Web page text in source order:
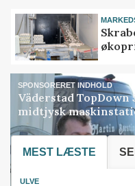
SPONSORERET INDHOLD
Väderstad TopDown
midtjysk
MEST LÆSTE
ULVE